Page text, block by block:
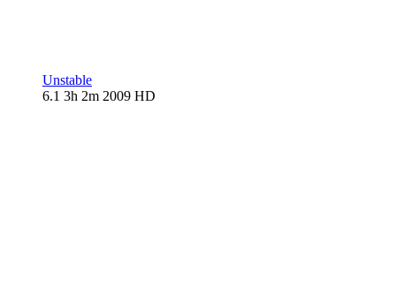
Unstable
6.1 3h 2m 2009 HD